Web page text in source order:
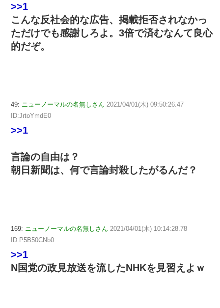
>>1
こんな反社会的な広告、掲載拒否されなかっ
ただけでも感謝しろよ。3倍で済むなんて良心
的だぞ。
49: ニューノーマルの名無しさん 2021/04/01(木) 09:50:26.47
ID:JrtoYmdE0
>>1
言論の自由は？
朝日新聞は、何で言論封殺したがるんだ？
169: ニューノーマルの名無しさん 2021/04/01(木) 10:14:28.78
ID:P5B50CNb0
>>1
N国党の政見放送を流したNHKを見習えよｗ